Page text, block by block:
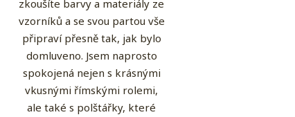
zkoušíte barvy a materiály ze
vzorníků a se svou partou vše
připraví přesně tak, jak bylo
domluveno. Jsem naprosto
spokojená nejen s krásnými
vkusnými římskými rolemi,
ale také s polštářky, které